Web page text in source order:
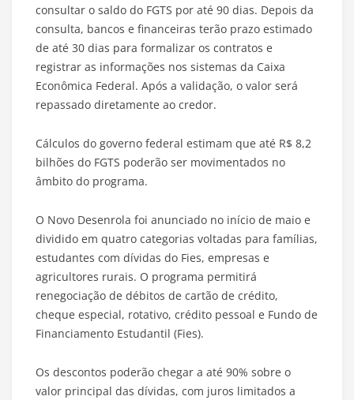
consultar o saldo do FGTS por até 90 dias. Depois da
consulta, bancos e financeiras terão prazo estimado
de até 30 dias para formalizar os contratos e
registrar as informações nos sistemas da Caixa
Econômica Federal. Após a validação, o valor será
repassado diretamente ao credor.
Cálculos do governo federal estimam que até R$ 8,2
bilhões do FGTS poderão ser movimentados no
âmbito do programa.
O Novo Desenrola foi anunciado no início de maio e
dividido em quatro categorias voltadas para famílias,
estudantes com dívidas do Fies, empresas e
agricultores rurais. O programa permitirá
renegociação de débitos de cartão de crédito,
cheque especial, rotativo, crédito pessoal e Fundo de
Financiamento Estudantil (Fies).
Os descontos poderão chegar a até 90% sobre o
valor principal das dívidas, com juros limitados a